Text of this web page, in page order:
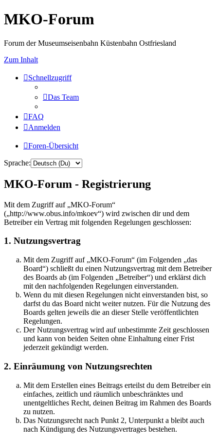
MKO-Forum
Forum der Museumseisenbahn Küstenbahn Ostfriesland
Zum Inhalt
Schnellzugriff
Das Team
FAQ
Anmelden
Foren-Übersicht
Sprache:
MKO-Forum - Registrierung
Mit dem Zugriff auf „MKO-Forum“
(„http://www.obus.info/mkoev“) wird zwischen dir und dem
Betreiber ein Vertrag mit folgenden Regelungen geschlossen:
1. Nutzungsvertrag
Mit dem Zugriff auf „MKO-Forum“ (im Folgenden „das
Board“) schließt du einen Nutzungsvertrag mit dem Betreiber
des Boards ab (im Folgenden „Betreiber“) und erklärst dich
mit den nachfolgenden Regelungen einverstanden.
Wenn du mit diesen Regelungen nicht einverstanden bist, so
darfst du das Board nicht weiter nutzen. Für die Nutzung des
Boards gelten jeweils die an dieser Stelle veröffentlichten
Regelungen.
Der Nutzungsvertrag wird auf unbestimmte Zeit geschlossen
und kann von beiden Seiten ohne Einhaltung einer Frist
jederzeit gekündigt werden.
2. Einräumung von Nutzungsrechten
Mit dem Erstellen eines Beitrags erteilst du dem Betreiber ein
einfaches, zeitlich und räumlich unbeschränktes und
unentgeltliches Recht, deinen Beitrag im Rahmen des Boards
zu nutzen.
Das Nutzungsrecht nach Punkt 2, Unterpunkt a bleibt auch
nach Kündigung des Nutzungsvertrages bestehen.